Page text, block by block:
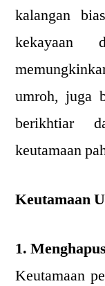
kalangan
kekayaan
umroh, juga
berikhtiar
keutamaan
Keutamaan
1.
Keutamaan